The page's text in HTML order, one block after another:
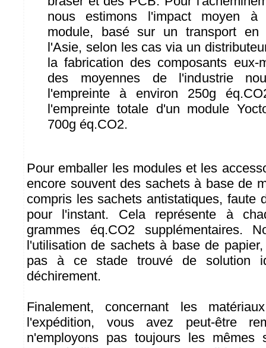
nous estimons l'impact moyen
module, basé sur un transport en
l'Asie, selon les cas via un
la fabrication des composants eux-
des moyennes de l'industrie
l'empreinte à environ 250g
l'empreinte totale d'un module
700g éq.CO2.
Pour emballer les modules et les
encore souvent des sachets à base de
compris les sachets antistatiques, faute
pour l'instant. Cela représente à
grammes éq.CO2 supplémentaires.
l'utilisation de sachets à base de
pas à ce stade trouvé de solution
déchirement.
Finalement, concernant les
l'expédition, vous avez peut-être
n'employons pas toujours les mêmes